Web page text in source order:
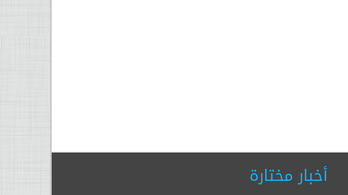
أخبار مختارة